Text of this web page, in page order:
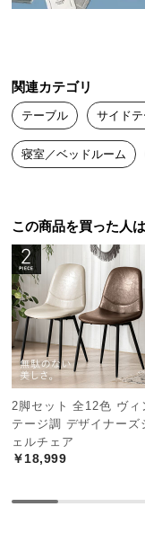
い
て
大
品
の
配
送
に
つ
い
て
中
型
商
す。
関連カテゴリ
テーブル サイド
寝室／ベッドルーム
この商品を買った人
2脚セット 全12色 ヴィ
テージ調 デザイナーズ
ェルチェア
￥18,999